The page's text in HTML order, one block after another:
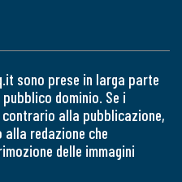
sono prese in larga parte
dominio. Se i
alla pubblicazione,
alla redazione che
delle immagini